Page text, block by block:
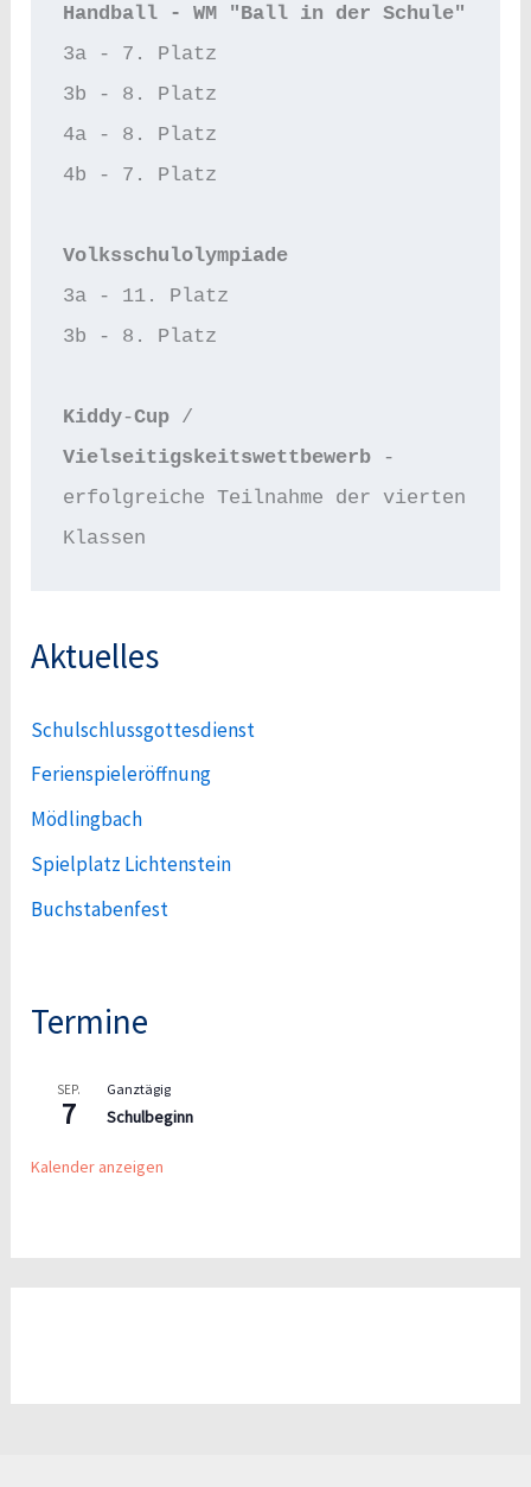
Handball - WM "Ball in der Schule"
3a - 7. Platz
3b - 8. Platz
4a - 8. Platz
4b - 7. Platz
Volksschulolympiade
3a - 11. Platz
3b - 8. Platz
Kiddy-Cup
Vielseitigskeitswettbewerb -
erfolgreiche Teilnahme der vierten
Klassen
Aktuelles
Schulschlussgottesdienst
Ferienspieleröffnung
Mödlingbach
Spielplatz Lichtenstein
Buchstabenfest
Termine
SEP.
7
Ganztägig
Schulbeginn
Kalender anzeigen